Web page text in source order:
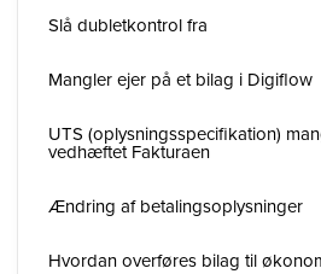
Slå dubletkontrol fra
Mangler ejer på et bilag i Digiflow
UTS (oplysningsspecifikation)
vedhæftet Fakturaen
Ændring af betalingsoplysninger
Hvordan overføres bilag til